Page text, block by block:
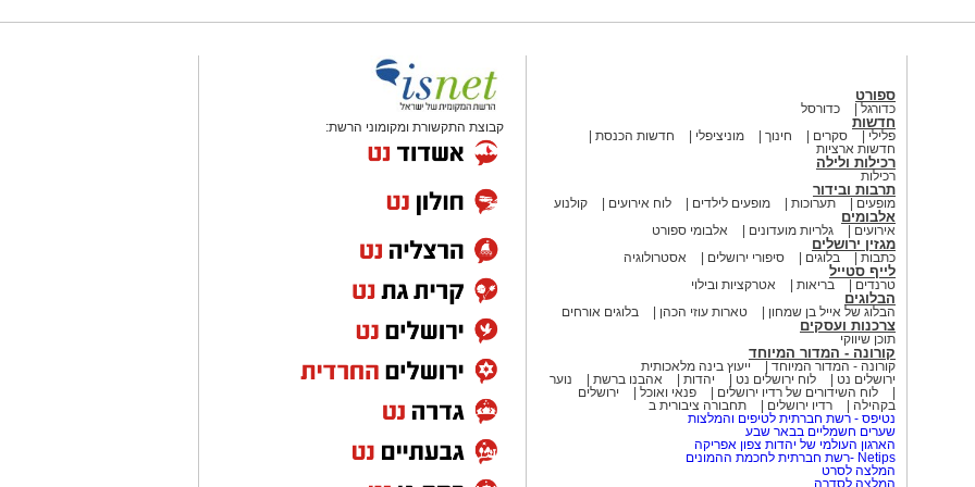
מוסיפים את קוביות הפלפלים ומקפיצים 3–4 דקות, עד שהן מתרככות אך
הפלפל, הפפריקה והכורכום.
(אם משתמשים) ומערבבים.
הפלפלים.
ספורט
כדורגל כדורסל
חדשות
פלילי סקרים חינוך מוניציפלי
חדשות הכנסת
חדשות ארציות
רכילות ולילה
רכילות
תרבות ובידור
מופעים תערוכות מופעים לילדים לוח אירועים קולנוע
אלבומים
אירועים גלריות מועדונים אלבומי ספורט
מגזין ירושלים
כתבות בלוגים סיפורי ירושלים אסטרולוגיה
לייף סטייל
טרנדים בריאות אטרקציות ובילוי
הבלוגים
הבלוג של אייל בן שמחון טארות עוזי הכהן בלוגים אורחים
צרכנות ועסקים
תוכן שיווקי
קורונה - המדור המיוחד
קורונה - המדור המיוחד
ייעוץ בינה מלאכותית
ירושלים נט
לוח ירושלים נט יהדות אהבנו ברשת
נוער
לוח השידורים של רדיו ירושלים
פנאי ואוכל
ירושלים
בקהילה
רדיו ירושלים
תחבורה ציבורית ב
נטיפס - רשת חברתית לטיפים והמלצות
שערים חשמליים בבאר שבע
הארגון העולמי של יהדות צפון אפריקה
Netips -רשת חברתית לחכמת ההמונים
המלצה לסרט
המלצה לסדרה
קבוצת התקשורת ומקומוני הרשת: